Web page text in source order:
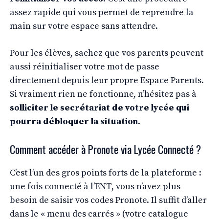
assez rapide qui vous permet de reprendre la
main sur votre espace sans attendre.
Pour les élèves, sachez que vos parents peuvent
aussi réinitialiser votre mot de passe
directement depuis leur propre Espace Parents.
Si vraiment rien ne fonctionne, n’hésitez pas à
solliciter le secrétariat de votre lycée qui
pourra débloquer la situation.
Comment accéder à Pronote via Lycée Connecté ?
C’est l’un des gros points forts de la plateforme :
une fois connecté à l’ENT, vous n’avez plus
besoin de saisir vos codes Pronote. Il suffit d’aller
dans le « menu des carrés » (votre catalogue